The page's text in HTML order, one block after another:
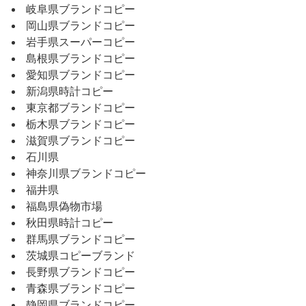
岐阜県ブランドコピー
岡山県ブランドコピー
岩手県スーパーコピー
島根県ブランドコピー
愛知県ブランドコピー
新潟県時計コピー
東京都ブランドコピー
栃木県ブランドコピー
滋賀県ブランドコピー
石川県
神奈川県ブランドコピー
福井県
福島県偽物市場
秋田県時計コピー
群馬県ブランドコピー
茨城県コピーブランド
長野県ブランドコピー
青森県ブランドコピー